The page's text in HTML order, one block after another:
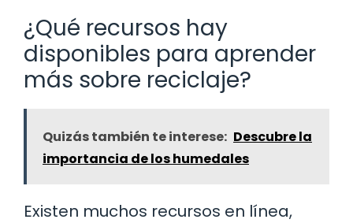
¿Qué recursos hay
disponibles para aprender
más sobre reciclaje?
Quizás también te interese: Descubre la
importancia de los humedales
Existen muchos recursos en línea,